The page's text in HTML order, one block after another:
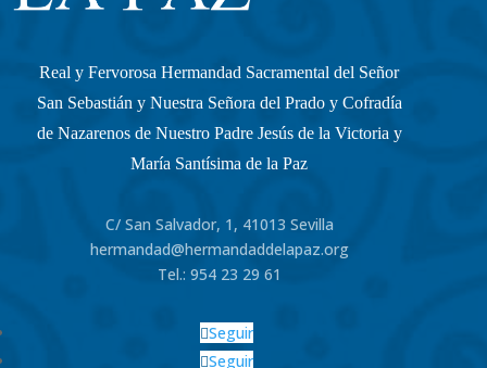
Real y Fervorosa Hermandad Sacramental del Señor
San Sebastián y Nuestra Señora del Prado y Cofradía
de Nazarenos de Nuestro Padre Jesús de la Victoria y
María Santísima de la Paz
C/ San Salvador, 1, 41013 Sevilla
hermandad@hermandaddelapaz.org
Tel.: 954 23 29 61
Seguir
Seguir